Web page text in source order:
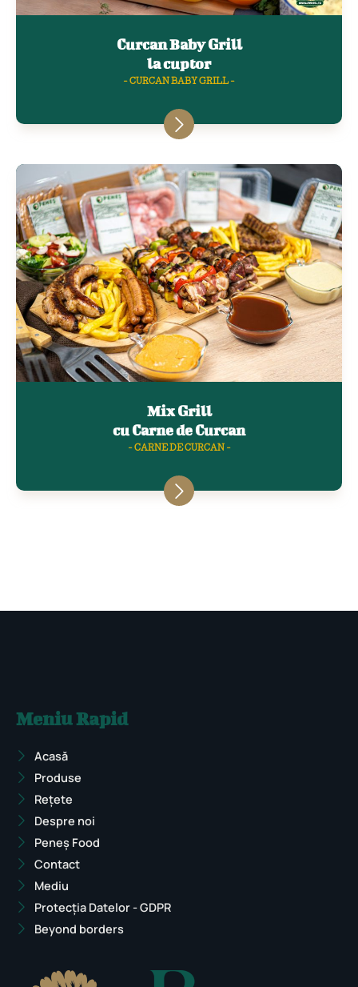
Curcan Baby Grill
la cuptor
- CURCAN BABY GRILL -
Mix Grill
cu Carne de Curcan
- CARNE DE CURCAN -
Meniu Rapid
Acasă
Produse
Rețete
Despre noi
Peneș Food
Contact
Mediu
Protecția Datelor - GDPR
Beyond borders